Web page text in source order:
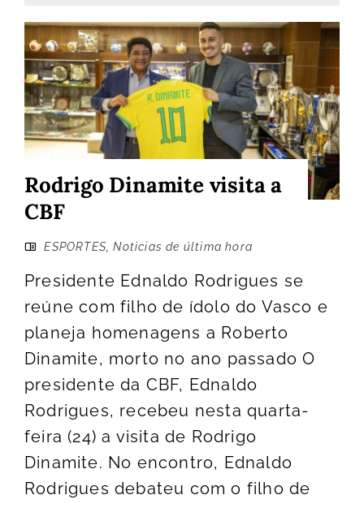
Rodrigo Dinamite visita a
CBF
ESPORTES ,Noticias de última hora
Presidente Ednaldo Rodrigues se
reúne com filho de ídolo do Vasco e
planeja homenagens a Roberto
Dinamite, morto no ano passado O
presidente da CBF, Ednaldo
Rodrigues, recebeu nesta quarta-
feira (24) a visita de Rodrigo
Dinamite. No encontro, Ednaldo
Rodrigues debateu com o filho de